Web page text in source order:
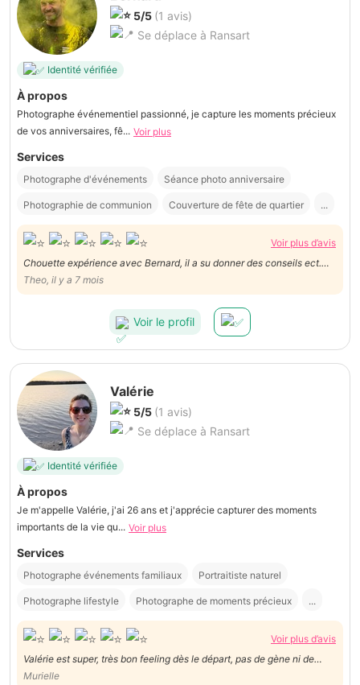
5/5 (1 avis)
Se déplace à Ransart
Identité vérifiée
À propos
Photographe événementiel passionné, je capture les moments précieux
de vos anniversaires, fê... Voir plus
Services
Photographe d'événements Séance photo anniversaire
Photographie de communion Couverture de fête de quartier ...
Voir plus d’avis
Chouette expérience avec Bernard, il a su donner des conseils ect.
Très gentil et professionnel ! Je recommande
Theo, il y a 7 mois
Voir le profil
Valérie
5/5 (1 avis)
Se déplace à Ransart
Identité vérifiée
À propos
Je m'appelle Valérie, j'ai 26 ans et j'apprécie capturer des moments
importants de la vie qu... Voir plus
Services
Photographe événements familiaux Portraitiste naturel
Photographe lifestyle Photographe de moments précieux ...
Voir plus d’avis
Valérie est super, très bon feeling dès le départ, pas de gène ni de
timidité, elle fait de très belles photos dont j'ai pu voir un aperçu, j'ai
Murielle